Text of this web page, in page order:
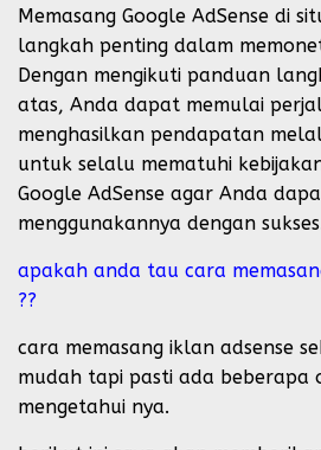
Memasang Google AdSense di
langkah penting dalam
Dengan mengikuti panduan
atas, Anda dapat memulai
menghasilkan pendapatan
untuk selalu mematuhi
Google AdSense agar Anda
menggunakannya dengan
apakah anda tau cara
??
cara memasang iklan adsense
mudah tapi pasti ada beberapa
mengetahui nya.